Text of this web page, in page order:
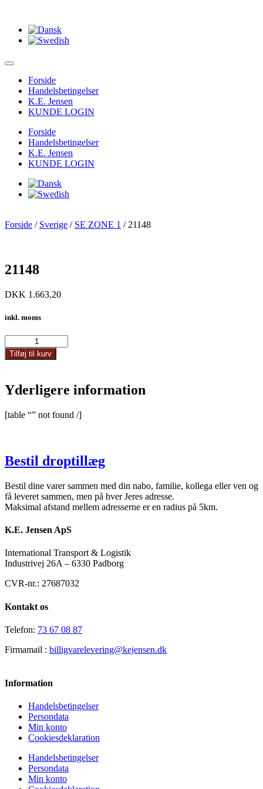
Forside
Handelsbetingelser
K.E. Jensen
KUNDE LOGIN
Forside
Handelsbetingelser
K.E. Jensen
KUNDE LOGIN
Forside / Sverige / SE ZONE 1 / 21148
21148
DKK 1.663,20
inkl. moms
antal
Tilføj til kurv
Yderligere information
[table “” not found /]
Bestil droptillæg
Bestil dine varer sammen med din nabo, familie, kollega eller ven og
få leveret sammen, men på hver Jeres adresse.
Maksimal afstand mellem adresserne er en radius på 5km.
K.E. Jensen ApS
International Transport & Logistik
Industrivej 26A – 6330 Padborg
CVR-nr.: 27687032
Kontakt os
Telefon: 73 67 08 87
Firmamail : billigvarelevering@kejensen.dk
Information
Handelsbetingelser
Persondata
Min konto
Cookiesdeklaration
Handelsbetingelser
Persondata
Min konto